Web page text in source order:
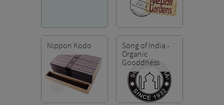
Nippon Kodo
Song of India -
Organic
Gooddness